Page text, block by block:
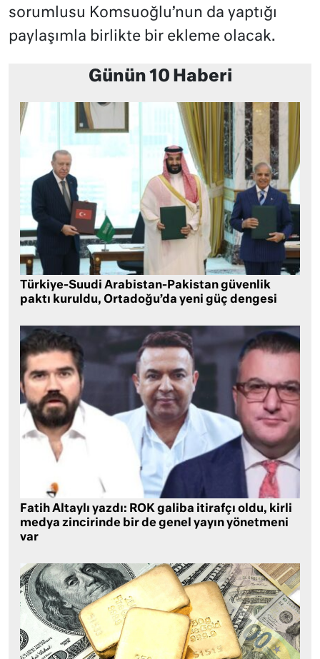
sorumlusu Komsuoğlu’nun da yaptığı
paylaşımla birlikte bir ekleme olacak.
Günün 10 Haberi
Türkiye-Suudi Arabistan-Pakistan güvenlik
paktı kuruldu, Ortadoğu’da yeni güç dengesi
Fatih Altaylı yazdı: ROK galiba itirafçı oldu, kirli
medya zincirinde bir de genel yayın yönetmeni
var